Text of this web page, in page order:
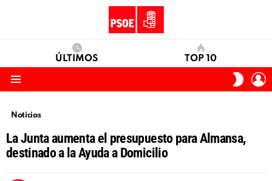
ÚLTIMOS TOP 10
SKIN
Noticias
La Junta aumenta el presupuesto para Almansa,
destinado a la Ayuda a Domicilio